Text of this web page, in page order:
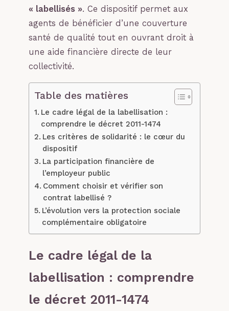
« labellisés ». Ce dispositif permet aux
agents de bénéficier d’une couverture
santé de qualité tout en ouvrant droit à
une aide financière directe de leur
collectivité.
Table des matières
Le cadre légal de la labellisation :
comprendre le décret 2011-1474
Les critères de solidarité : le cœur du
dispositif
La participation financière de
l’employeur public
Comment choisir et vérifier son
contrat labellisé ?
L’évolution vers la protection sociale
complémentaire obligatoire
Le cadre légal de la
labellisation : comprendre
le décret 2011-1474